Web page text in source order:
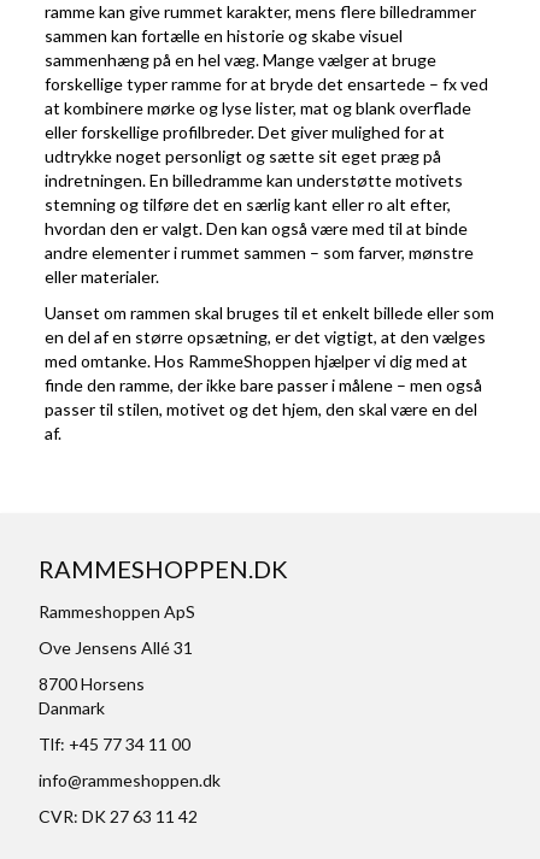
ramme kan give rummet karakter, mens flere billedrammer
sammen kan fortælle en historie og skabe visuel
sammenhæng på en hel væg. Mange vælger at bruge
forskellige typer ramme for at bryde det ensartede – fx ved
at kombinere mørke og lyse lister, mat og blank overflade
eller forskellige profilbreder. Det giver mulighed for at
udtrykke noget personligt og sætte sit eget præg på
indretningen. En billedramme kan understøtte motivets
stemning og tilføre det en særlig kant eller ro alt efter,
hvordan den er valgt. Den kan også være med til at binde
andre elementer i rummet sammen – som farver, mønstre
eller materialer.
Uanset om rammen skal bruges til et enkelt billede eller som
en del af en større opsætning, er det vigtigt, at den vælges
med omtanke. Hos RammeShoppen hjælper vi dig med at
finde den ramme, der ikke bare passer i målene – men også
passer til stilen, motivet og det hjem, den skal være en del
af.
RAMMESHOPPEN.DK
Rammeshoppen ApS
Ove Jensens Allé 31
8700 Horsens
Danmark
Tlf: +45 77 34 11 00
info@rammeshoppen.dk
CVR: DK 27 63 11 42